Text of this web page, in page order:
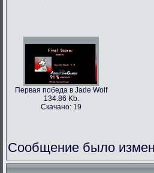
Первая победа в Jade Wolf
134.86 Kb.
Скачано: 19
Сообщение было